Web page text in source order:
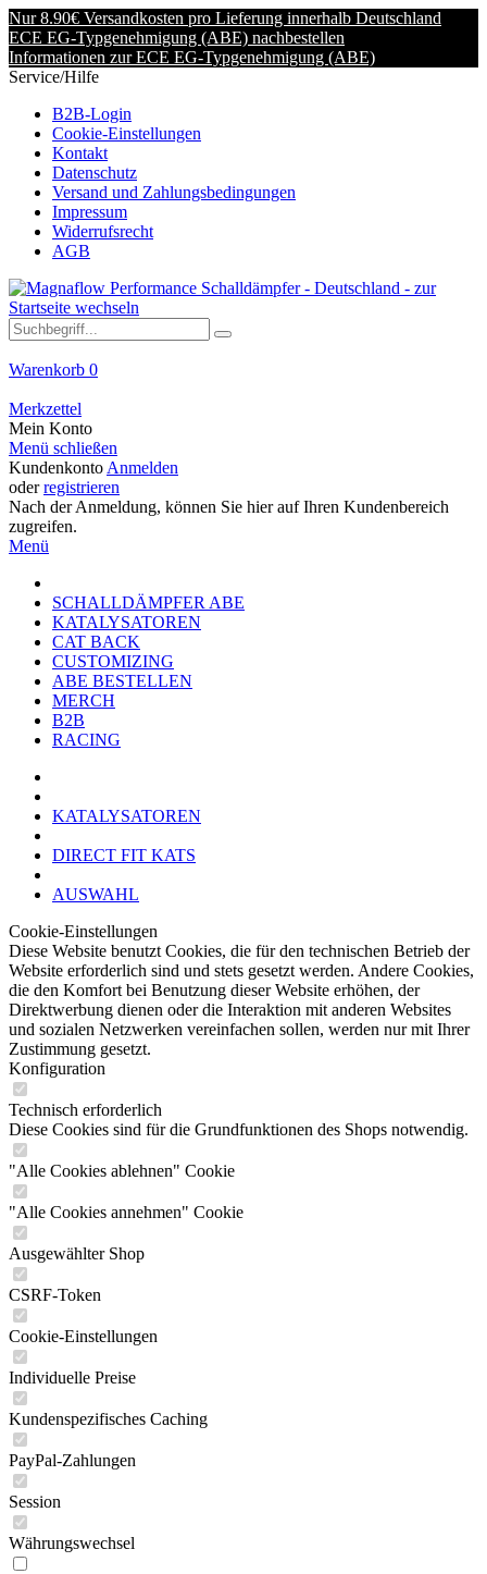
Nur 8.90€ Versandkosten pro Lieferung innerhalb Deutschland
ECE EG-Typgenehmigung (ABE) nachbestellen
Informationen zur ECE EG-Typgenehmigung (ABE)
Service/Hilfe
B2B-Login
Cookie-Einstellungen
Kontakt
Datenschutz
Versand und Zahlungsbedingungen
Impressum
Widerrufsrecht
AGB
Warenkorb 0
Merkzettel
Mein Konto
Menü schließen
Kundenkonto Anmelden
oderregistrieren
Nach der Anmeldung, können Sie hier auf Ihren Kundenbereich
zugreifen.
Menü
SCHALLDÄMPFER ABE
KATALYSATOREN
CAT BACK
CUSTOMIZING
ABE BESTELLEN
MERCH
B2B
RACING
KATALYSATOREN
DIRECT FIT KATS
AUSWAHL
Cookie-Einstellungen
Diese Website benutzt Cookies, die für den technischen Betrieb der
Website erforderlich sind und stets gesetzt werden. Andere Cookies,
die den Komfort bei Benutzung dieser Website erhöhen, der
Direktwerbung dienen oder die Interaktion mit anderen Websites
und sozialen Netzwerken vereinfachen sollen, werden nur mit Ihrer
Zustimmung gesetzt.
Konfiguration
Technisch erforderlich
Diese Cookies sind für die Grundfunktionen des Shops notwendig.
"Alle Cookies ablehnen" Cookie
"Alle Cookies annehmen" Cookie
Ausgewählter Shop
CSRF-Token
Cookie-Einstellungen
Individuelle Preise
Kundenspezifisches Caching
PayPal-Zahlungen
Session
Währungswechsel